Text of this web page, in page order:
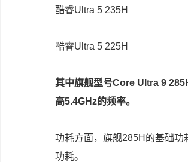
酷睿Ultra 5 235H
酷睿Ultra 5 225H
其中旗舰型号Core Ultra 9
高5.4GHz的频率。
功耗方面，旗舰285H的基础
功耗。